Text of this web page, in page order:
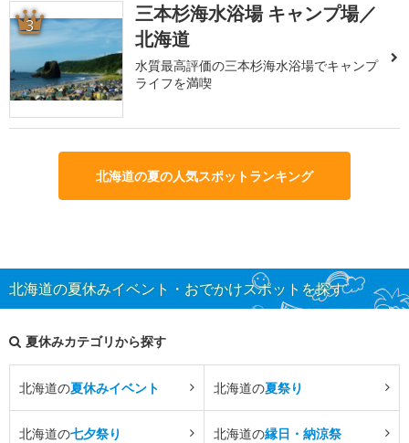
3
三本杉海水浴場 キャンプ場／
北海道
水質最高評価の三本杉海水浴場でキャンプ
ライフを満喫
北海道の夏の人気スポットランキング
北海道の夏休みイベント・おでかけスポットを探す
夏休みカテゴリから探す
北海道の夏休みイベント 北海道の夏祭り
北海道の七夕祭り 北海道の縁日・納涼祭